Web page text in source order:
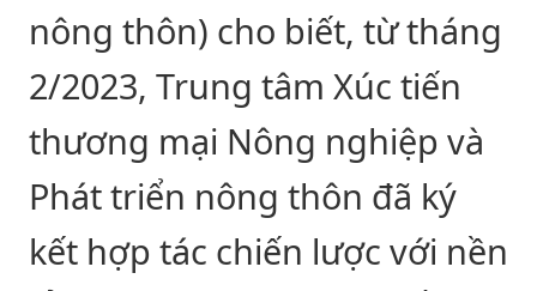
nông thôn) cho biết, từ tháng
2/2023, Trung tâm Xúc tiến
thương mại Nông nghiệp và
Phát triển nông thôn đã ký
kết hợp tác chiến lược với nền